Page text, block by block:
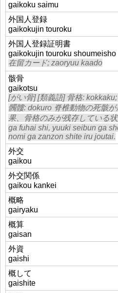
gaikoku saimu
外国人登録
gaikokujin touroku
外国人登録証明書
gaikokujin touroku shoumeisho
在留カード; zaoryuu kaado
骸骨
gaikotsu
[がい骨] [類義語] 骨格:
髑髏: dokuro 脊椎動物の死骸
果、骨格のみが残存している
ga fuhai shi, yuuki seibun ga
nomi ga zanzon shite iru joutai.
外交
gaikou
外交関係
gaikou kankei
概略
gairyaku
概算
gaisan
外資
gaishi
概して
gaishite